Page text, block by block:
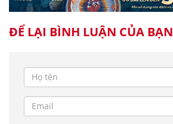
ĐỂ LẠI BÌNH LUẬN CỦA BẠN